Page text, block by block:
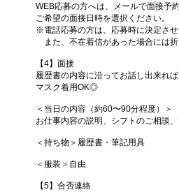
WEB応募の方へは、メールで面接予
ご希望の面接日時を選択ください。
※電話応募の方は、応募時に決定さ
また、不在着信があった場合には
【4】面接
履歴書の内容に沿ってお話し出来れ
マスク着用OK◎
＜当日の内容（約60〜90分程度）＞
お仕事内容の説明、シフトのご相談
＜持ち物＞履歴書・筆記用具
＜服装＞自由
【5】合否連絡